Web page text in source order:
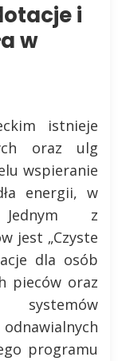
i
w
istnieje
oraz ulg
wspieranie
energii, w
z
jest „Czyste
dla osób
pieców oraz
systemów
programu